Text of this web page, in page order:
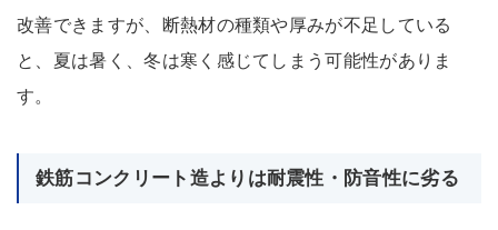
改善できますが、断熱材の種類や厚みが不足している
と、夏は暑く、冬は寒く感じてしまう可能性がありま
す。
鉄筋コンクリート造よりは耐震性・防音性に劣る